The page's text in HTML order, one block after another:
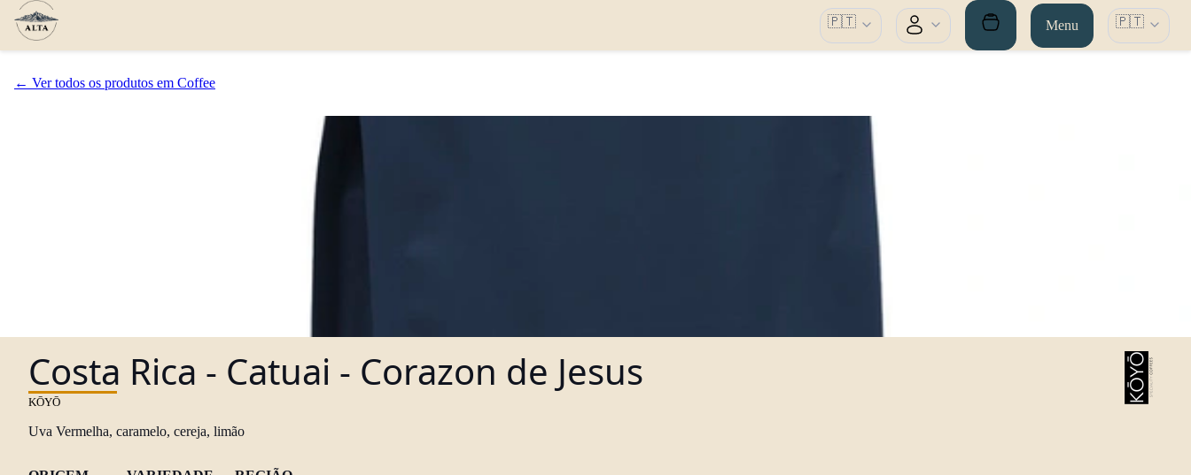
🇵🇹 Menu 🇵🇹
← Ver todos os produtos em Coffee
Costa Rica - Catuai - Corazon de Jesus
KŌYŌ
Uva Vermelha, caramelo, cereja, limão